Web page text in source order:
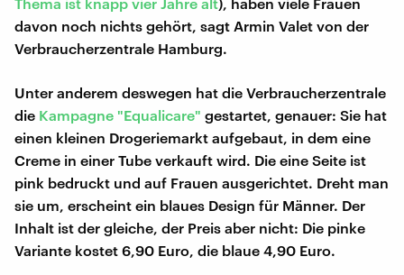
davon noch nichts gehört, sagt Armin Valet von der
Verbraucherzentrale Hamburg.
Unter anderem deswegen hat die Verbraucherzentrale
die Kampagne "Equalicare" gestartet, genauer: Sie hat
einen kleinen Drogeriemarkt aufgebaut, in dem eine
Creme in einer Tube verkauft wird. Die eine Seite ist
pink bedruckt und auf Frauen ausgerichtet. Dreht man
sie um, erscheint ein blaues Design für Männer. Der
Inhalt ist der gleiche, der Preis aber nicht: Die pinke
Variante kostet 6,90 Euro, die blaue 4,90 Euro.